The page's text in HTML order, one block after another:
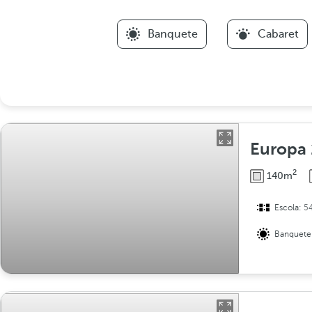
Banquete Cabaret
Europa
140m2
Escola: